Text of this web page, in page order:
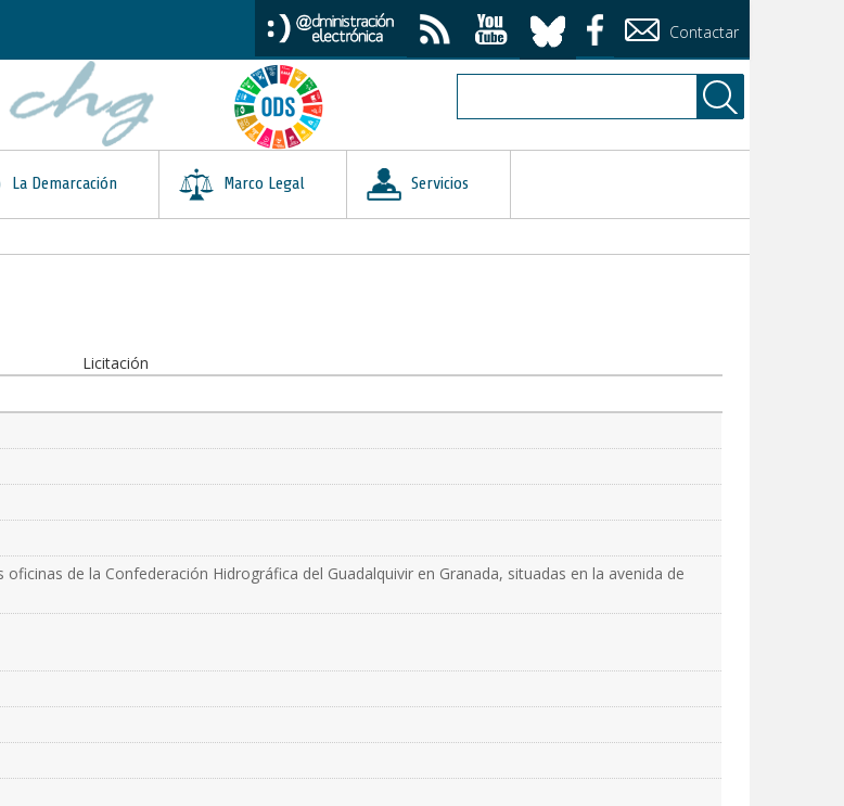
Contactar
La Demarcación Marco Legal Servicios
Licitación
de la Confederación Hidrográfica del Guadalquivir en Granada, situadas en la avenida de